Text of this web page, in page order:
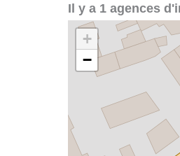
Il y a 1 agences
+
−